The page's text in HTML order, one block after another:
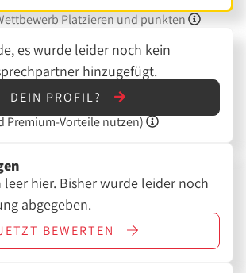
Platzieren und punkten
es wurde leider noch kein
hinzugefügt.
DEIN PROFIL?
Premium-Vorteile nutzen)
hier. Bisher wurde leider noch
abgegeben.
BEWERTEN